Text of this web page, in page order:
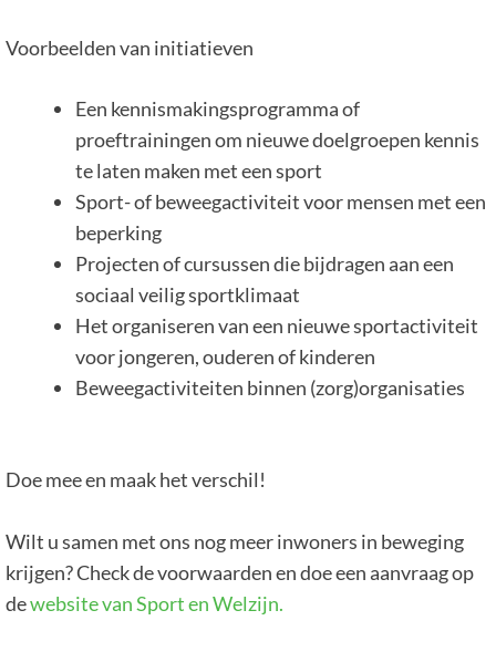
Voorbeelden van initiatieven
Een kennismakingsprogramma of
proeftrainingen om nieuwe doelgroepen kennis
te laten maken met een sport
Sport- of beweegactiviteit voor mensen met een
beperking
Projecten of cursussen die bijdragen aan een
sociaal veilig sportklimaat
Het organiseren van een nieuwe sportactiviteit
voor jongeren, ouderen of kinderen
Beweegactiviteiten binnen (zorg)organisaties
Doe mee en maak het verschil!
Wilt u samen met ons nog meer inwoners in beweging
krijgen? Check de voorwaarden en doe een aanvraag op
dewebsite van Sport en Welzijn.